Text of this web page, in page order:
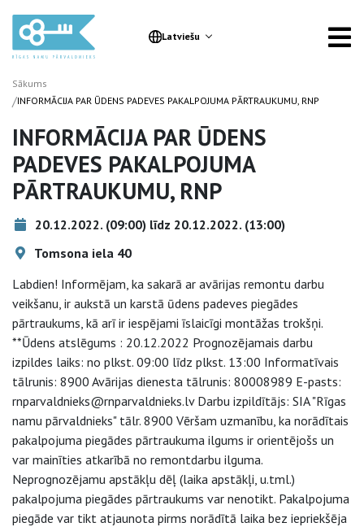
Latviešu
Sākums
/INFORMĀCIJA PAR ŪDENS PADEVES PAKALPOJUMA PĀRTRAUKUMU, RNP
INFORMĀCIJA PAR ŪDENS
PADEVES PAKALPOJUMA
PĀRTRAUKUMU, RNP
20.12.2022. (09:00) līdz 20.12.2022. (13:00)
Tomsona iela 40
Labdien! Informējam, ka sakarā ar avārijas remontu darbu
veikšanu, ir aukstā un karstā ūdens padeves piegādes
pārtraukums, kā arī ir iespējami īslaicīgi montāžas trokšņi.
**Ūdens atslēgums : 20.12.2022 Prognozējamais darbu
izpildes laiks: no plkst. 09:00 līdz plkst. 13:00 Informatīvais
tālrunis: 8900 Avārijas dienesta tālrunis: 80008989 E-pasts:
rnparvaldnieks@rnparvaldnieks.lv Darbu izpildītājs: SIA "Rīgas
namu pārvaldnieks" tālr. 8900 Vēršam uzmanību, ka norādītais
pakalpojuma piegādes pārtraukuma ilgums ir orientējošs un
var mainīties atkarībā no remontdarbu ilguma.
Neprognozējamu apstākļu dēļ (laika apstākļi, u.tml.)
pakalpojuma piegādes pārtraukums var nenotikt. Pakalpojuma
piegāde var tikt atjaunota pirms norādītā laika bez iepriekšēja